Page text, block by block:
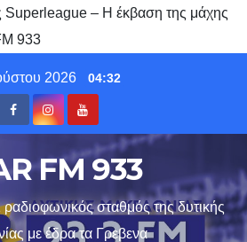
Superleague – Η έκβαση της μάχης
933
2026 04:32
FM 933
σταθμός της δυτικής
με έδρα τα Γρεβενα